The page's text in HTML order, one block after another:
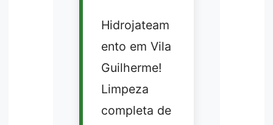
Hidrojateam
ento em Vila
Guilherme!
Limpeza
completa de